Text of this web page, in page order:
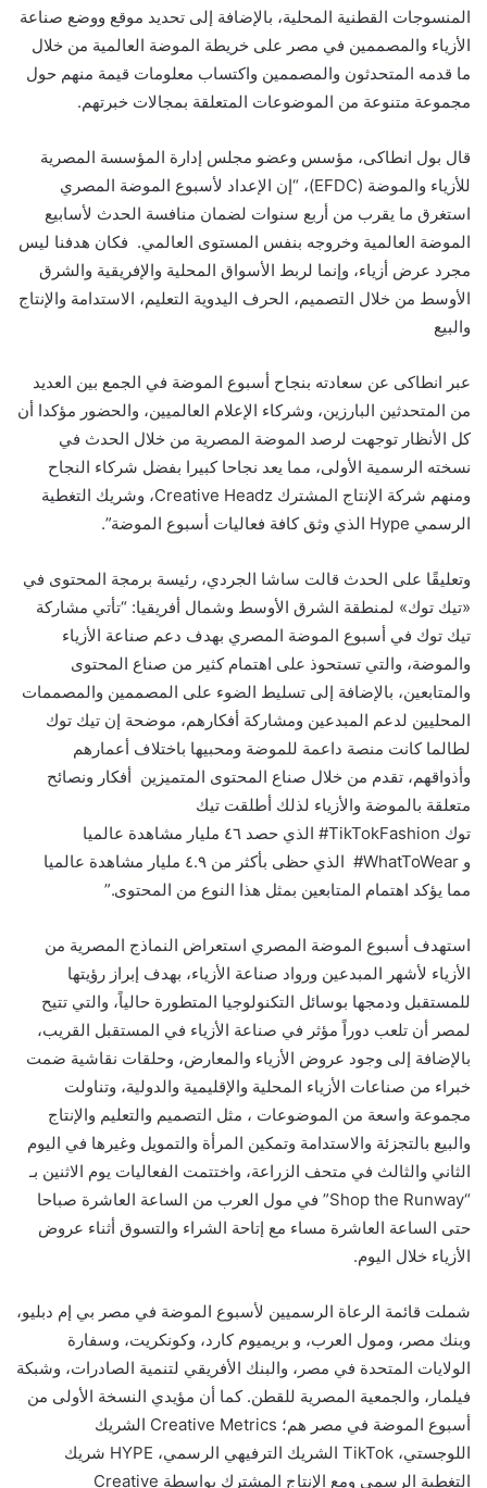
المنسوجات القطنية المحلية، بالإضافة إلى تحديد موقع ووضع صناعة
الأزياء والمصممين في مصر على خريطة الموضة العالمية من خلال
ما قدمه المتحدثون والمصممين واكتساب معلومات قيمة منهم حول
مجموعة متنوعة من الموضوعات المتعلقة بمجالات خبرتهم.
قال بول انطاكى، مؤسس وعضو مجلس إدارة المؤسسة المصرية
للأزياء والموضة (EFDC)، “إن الإعداد لأسبوع الموضة المصري
استغرق ما يقرب من أربع سنوات لضمان منافسة الحدث لأسابيع
الموضة العالمية وخروجه بنفس المستوى العالمي. فكان هدفنا ليس
مجرد عرض أزياء، وإنما لربط الأسواق المحلية والإفريقية والشرق
الأوسط من خلال التصميم، الحرف اليدوية التعليم، الاستدامة والإنتاج
والبيع
عبر انطاكى عن سعادته بنجاح أسبوع الموضة في الجمع بين العديد
من المتحدثين البارزين، وشركاء الإعلام العالميين، والحضور مؤكدا أن
كل الأنظار توجهت لرصد الموضة المصرية من خلال الحدث في
نسخته الرسمية الأولى، مما يعد نجاحا كبيرا بفضل شركاء النجاح
ومنهم شركة الإنتاج المشترك Creative Headz، وشريك التغطية
الرسمي Hype الذي وثق كافة فعاليات أسبوع الموضة”.
وتعليقًا على الحدث قالت ساشا الجردي، رئيسة برمجة المحتوى في
«تيك توك» لمنطقة الشرق الأوسط وشمال أفريقيا: “تأتي مشاركة
تيك توك في أسبوع الموضة المصري بهدف دعم صناعة الأزياء
والموضة، والتي تستحوذ على اهتمام كثير من صناع المحتوى
والمتابعين، بالإضافة إلى تسليط الضوء على المصممين والمصممات
المحليين لدعم المبدعين ومشاركة أفكارهم، موضحة إن تيك توك
لطالما كانت منصة داعمة للموضة ومحبيها باختلاف أعمارهم
وأذواقهم، تقدم من خلال صناع المحتوى المتميزين أفكار ونصائح
متعلقة بالموضة والأزياء لذلك أطلقت تيك
توك #TikTokFashion
الذي حصد ٤٦ مليار مشاهدة عالميا
و WhatToWear
# الذي حظى بأكثر من ٤.٩ مليار مشاهدة عالميا
مما يؤكد اهتمام المتابعين بمثل هذا النوع من المحتوى.”
استهدف أسبوع الموضة المصري استعراض النماذج المصرية من
الأزياء لأشهر المبدعين ورواد صناعة الأزياء، بهدف إبراز رؤيتها
للمستقبل ودمجها بوسائل التكنولوجيا المتطورة حالياً، والتي تتيح
لمصر أن تلعب دوراً مؤثر في صناعة الأزياء في المستقبل القريب،
بالإضافة إلى وجود عروض الأزياء والمعارض، وحلقات نقاشية ضمت
خبراء من صناعات الأزياء المحلية والإقليمية والدولية، وتناولت
مجموعة واسعة من الموضوعات ، مثل التصميم والتعليم والإنتاج
والبيع بالتجزئة والاستدامة وتمكين المرأة والتمويل وغيرها في اليوم
الثاني والثالث في متحف الزراعة، واختتمت الفعاليات يوم الاثنين بـ
“
Shop the Runway” في مول العرب من الساعة العاشرة صباحا
حتى الساعة العاشرة مساء مع إتاحة الشراء والتسوق أثناء عروض
الأزياء خلال اليوم.
شملت قائمة الرعاة الرسميين لأسبوع الموضة في مصر بي إم دبليو،
وبنك مصر، ومول العرب، و بريميوم كارد، وكونكريت، وسفارة
الولايات المتحدة في مصر، والبنك الأفريقي لتنمية الصادرات، وشبكة
فيلمار، والجمعية المصرية للقطن. كما أن مؤيدي النسخة الأولى من
أسبوع الموضة في مصر هم؛ Creative Metrics الشريك
اللوجستي، TikTok الشريك الترفيهي الرسمي، HYPE شريك
التغطية الرسمي ومع الإنتاج المشترك بواسطة Creative